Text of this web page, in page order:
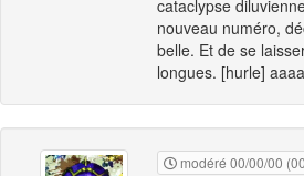
cataclypse
nouveau numéro,
belle. Et de se
longues. [hurle]
modéré 00/00/00